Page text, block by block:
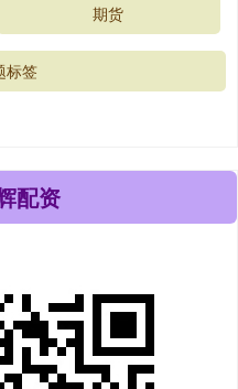
期货
标签
配资